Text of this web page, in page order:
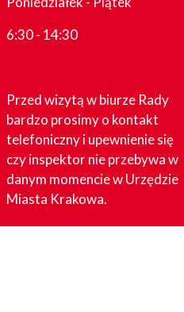
6:30 - 14:30
Przed wizytą w biurze Rady
bardzo prosimy o kontakt
telefoniczny i upewnienie się
czy inspektor nie przebywa w
danym momencie w Urzędzie
Miasta Krakowa.
W dni sesyjne godziny pracy